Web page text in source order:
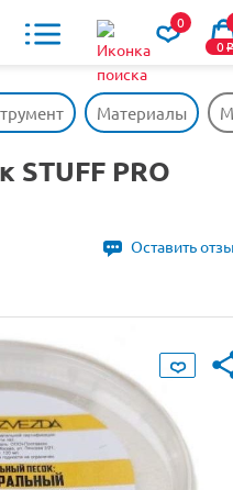
0
0o
Материалы
PRO
Оставить